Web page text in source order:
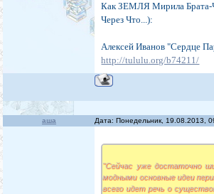
Как ЗЕМЛЯ Мирила Брата-
Через Что...):
Алексей Иванов "Сердце
http://tululu.org/b74211/
аша Дата: Понедельник, 19.08.2013,
"Сейчас уже достаточно
модными основные идеи
всего идет речь о